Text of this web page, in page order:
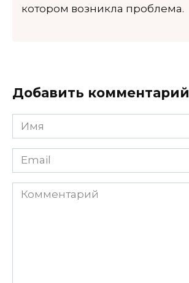
котором возникла проблема.
Добавить комментарий
Имя
*
Email
*
Комментарий